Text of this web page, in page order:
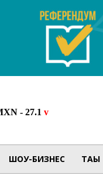
ШОУ-БИЗНЕС ТАҒЫ